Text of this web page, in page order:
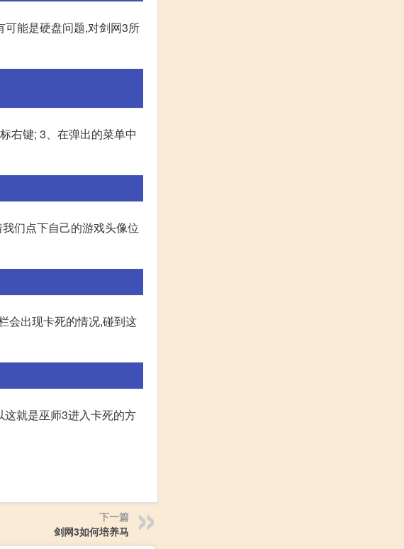
可能是硬盘问题,对剑网3所
右键; 3、在弹出的菜单中
们点下自己的游戏头像位
会出现卡死的情况,碰到这
就是巫师3进入卡死的方
下一篇
剑网3如何培养马